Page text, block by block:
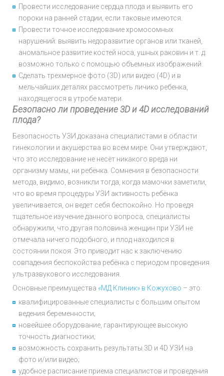
Провести исследование сердца плода и выявить его
пороки на ранней стадии, если таковые имеются.
Провести точное исследование хромосомных
нарушений: выявить недоразвитие органов или тканей,
аномальное развитие костей носа, ушных раковин и т. д.
возможно только с помощью объемных изображений.
Сделать трехмерное фото (3D) или видео (4D) и в
мельчайших деталях рассмотреть личико ребенка,
находящегося в утробе матери.
Безопасно ли проведение 3D и 4D исследований
плода?
Безопасность УЗИ доказана специалистами в области
гинекологии и акушерства во всем мире. Они утверждают,
что это исследование не несёт никакого вреда ни
организму мамы, ни ребёнка. Сомнения в безопасности
метода, видимо, возникли тогда, когда мамочки заметили,
что во время процедуры УЗИ активность ребёнка
увеличивается, он ведет себя беспокойно. Но проведя
тщательное изучение данного вопроса, специалисты
обнаружили, что другая половина женщин при УЗИ не
отмечала ничего подобного, и плод находился в
состоянии покоя. Это приводит нас к заключению
совпадения беспокойства ребёнка с периодом проведения
ультразвукового исследования.
Основные преимущества «МД Клиник» в Кожухово – это:
квалифицированные специалисты с большим опытом
ведения беременности;
новейшее оборудование, гарантирующее высокую
точность диагностики;
возможность сохранить результаты 3D и 4D УЗИ на
фото и/или видео;
удобное расписание приема специалистов и проведения